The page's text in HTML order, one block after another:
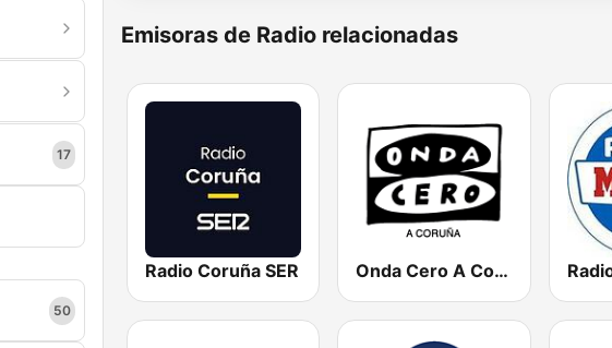
17
50
Emisoras de Radio relacionadas
Radio Coruña SER Onda Cero A Coruña